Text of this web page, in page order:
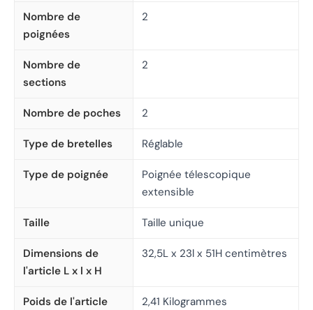
Nombre de
poignées
2
Nombre de
sections
2
Nombre de poches 2
Type de bretelles Réglable
Type de poignée
Poignée télescopique
extensible
Taille Taille unique
Dimensions de
l'article L x l x H
32,5L x 23l x 51H centimètres
Poids de l'article 2,41 Kilogrammes